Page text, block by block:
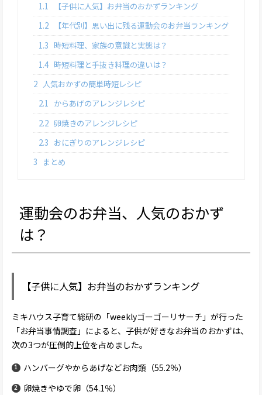
1.1
【子供に人気】お弁当のおかずランキング
1.2
【年代別】思い出に残る運動会のお弁当ランキング
1.3 時短料理、家族の意識と実態は？
1.4 時短料理と手抜き料理の違いは？
2 人気おかずの簡単時短レシピ
2.1 からあげのアレンジレシピ
2.2 卵焼きのアレンジレシピ
2.3 おにぎりのアレンジレシピ
3
まとめ
運動会のお弁当、人気のおかず
は？
【子供に人気】お弁当のおかずランキング
ミキハウス子育て総研の「weeklyゴーゴーリサーチ」が行った
「お弁当事情調査」によると、子供が好きなお弁当のおかずは、
次の3つが圧倒的上位を占めました。
ハンバーグやからあげなどお肉類（55.2％）
卵焼きやゆで卵（54.1％）